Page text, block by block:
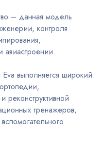
– данная модель
контроля
авиастроении.
выполняется широкий
реконструктивной
тренажеров,